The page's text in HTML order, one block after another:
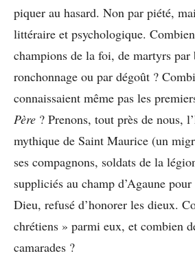
piquer au hasard. Non par piété,
littéraire et psychologique.
champions de la foi, de martyrs par
ronchonnage ou par dégoût ?
connaissaient même pas les
Père ? Prenons, tout près de nous,
mythique de Saint Maurice (un
ses compagnons, soldats de la
suppliciés au champ d’Agaune
Dieu, refusé d’honorer les dieux.
chrétiens » parmi eux, et combien
camarades ?